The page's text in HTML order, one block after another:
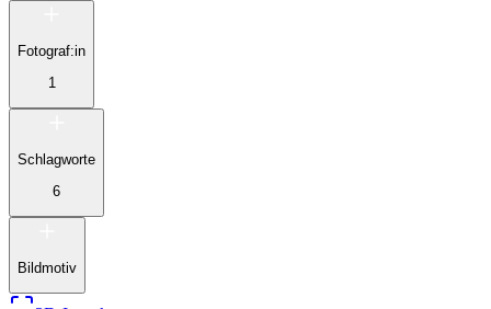
Fotograf:in
1
Schlagworte
6
Bildmotiv